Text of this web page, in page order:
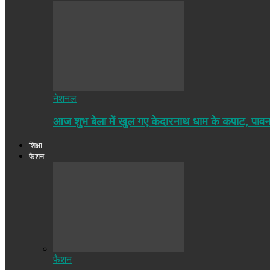
नेशनल
आज शुभ बेला में खुल गए केदारनाथ धाम के कपाट,
शिक्षा
फैशन
फैशन